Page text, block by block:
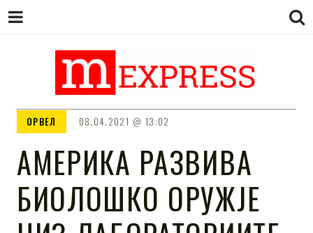
M EXPRESS
ОРВЕЛ 08.04.2021 13:02
АМЕРИКА РАЗВИВА
БИОЛОШКО ОРУЖЈЕ